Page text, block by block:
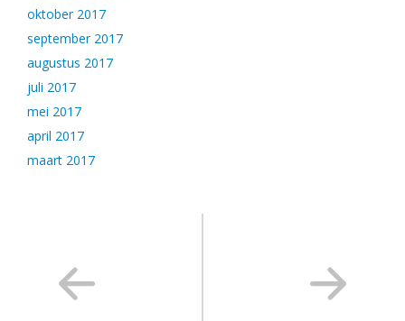
oktober 2017
september 2017
augustus 2017
juli 2017
mei 2017
april 2017
maart 2017